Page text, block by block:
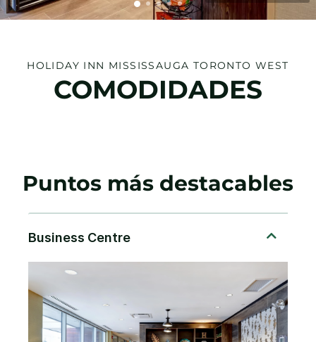
HOLIDAY INN MISSISSAUGA TORONTO WEST
COMODIDADES
Puntos más destacables